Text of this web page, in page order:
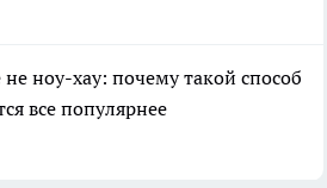
ноу-хау: почему такой способ
все популярнее